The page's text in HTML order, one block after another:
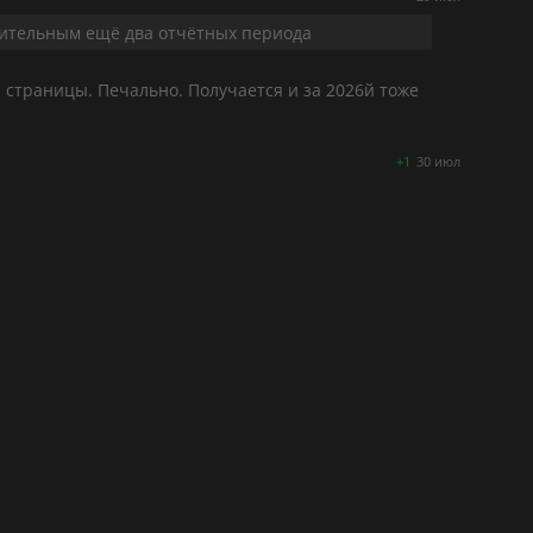
ещё два отчётных периода
страницы. Печально. Получается и за 2026й тоже
30 июл
+1